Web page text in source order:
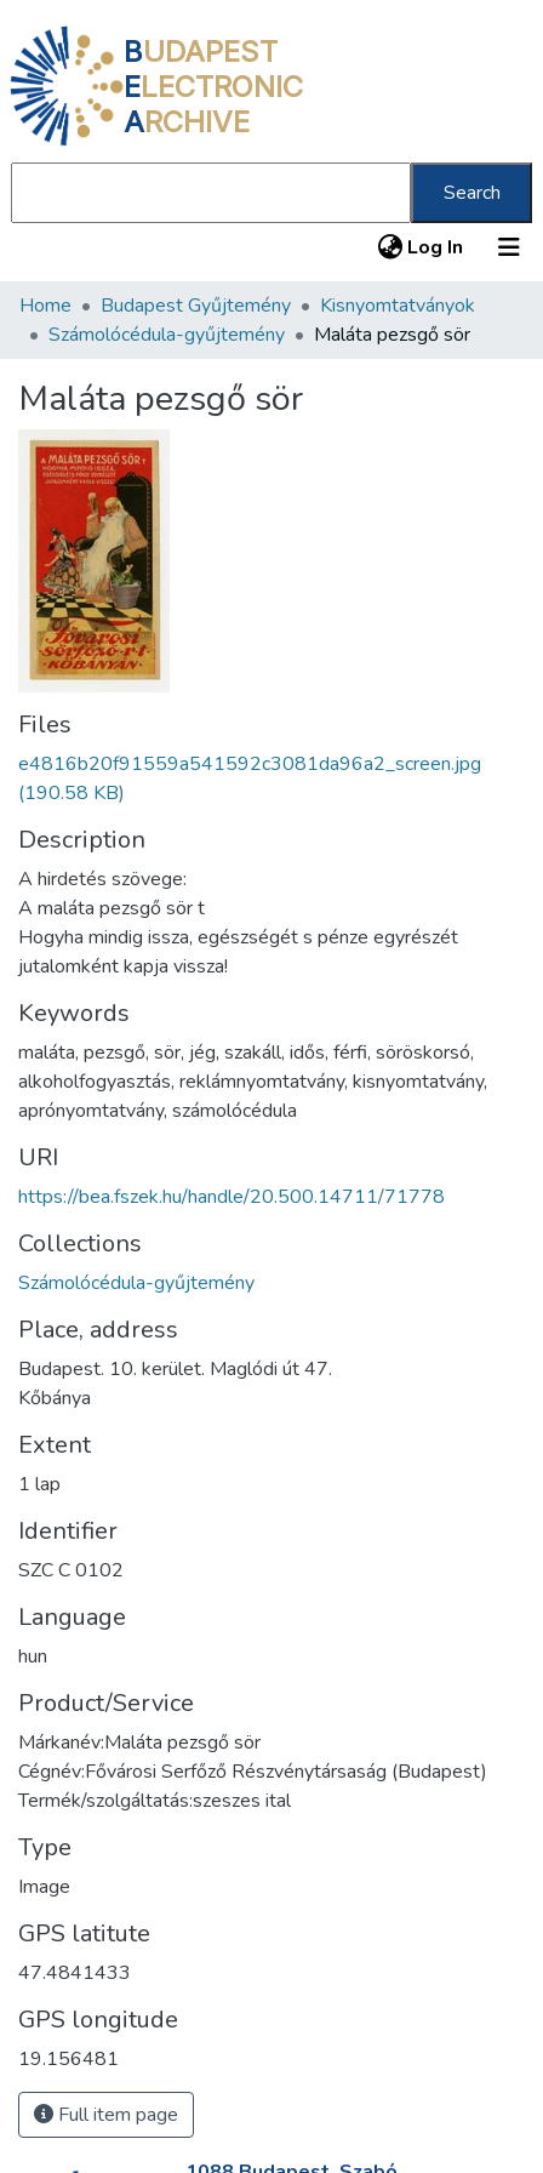
BUDAPEST
ELECTRONIC
ARCHIVE
Search
Log In (current)
Communities & Collections
Statistics
About us
Home Budapest Gyűjtemény
Kisnyomtatványok
Számolócédula-gyűjtemény
Maláta pezsgő sör
Maláta pezsgő sör
Files
e4816b20f91559a541592c3081da96a2_screen.jpg
(190.58 KB)
Description
A hirdetés szövege:
A maláta pezsgő sör t
Hogyha mindig issza, egészségét s pénze egyrészét
jutalomként kapja vissza!
Keywords
maláta, pezsgő, sör, jég, szakáll, idős, férfi, söröskorsó,
alkoholfogyasztás, reklámnyomtatvány, kisnyomtatvány,
aprónyomtatvány, számolócédula
URI
https://bea.fszek.hu/handle/20.500.14711/71778
Collections
Számolócédula-gyűjtemény
Place, address
Budapest. 10. kerület. Maglódi út 47.
Kőbánya
Extent
1 lap
Identifier
SZC C 0102
Language
hun
Product/Service
Márkanév:Maláta pezsgő sör
Cégnév:Fővárosi Serfőző Részvénytársaság (Budapest)
Termék/szolgáltatás:szeszes ital
Type
Image
GPS latitute
47.4841433
GPS longitude
19.156481
Full item page